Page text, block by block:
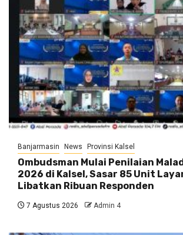
Banjarmasin News Provinsi Kalsel
Ombudsman Mulai Penilaian
2026 di Kalsel, Sasar 85 Unit
Libatkan Ribuan Responden
7 Agustus 2026 Admin 4